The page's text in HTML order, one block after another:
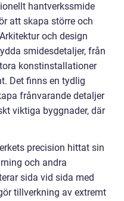
hantverkssmide
att skapa större och
och design
smidesdetaljer, från
konstinstallationer
Det finns en tydlig
frånvarande detaljer
viktiga byggnader, där
precision hittat sin
och andra
sida vid sida med
tillverkning av extremt